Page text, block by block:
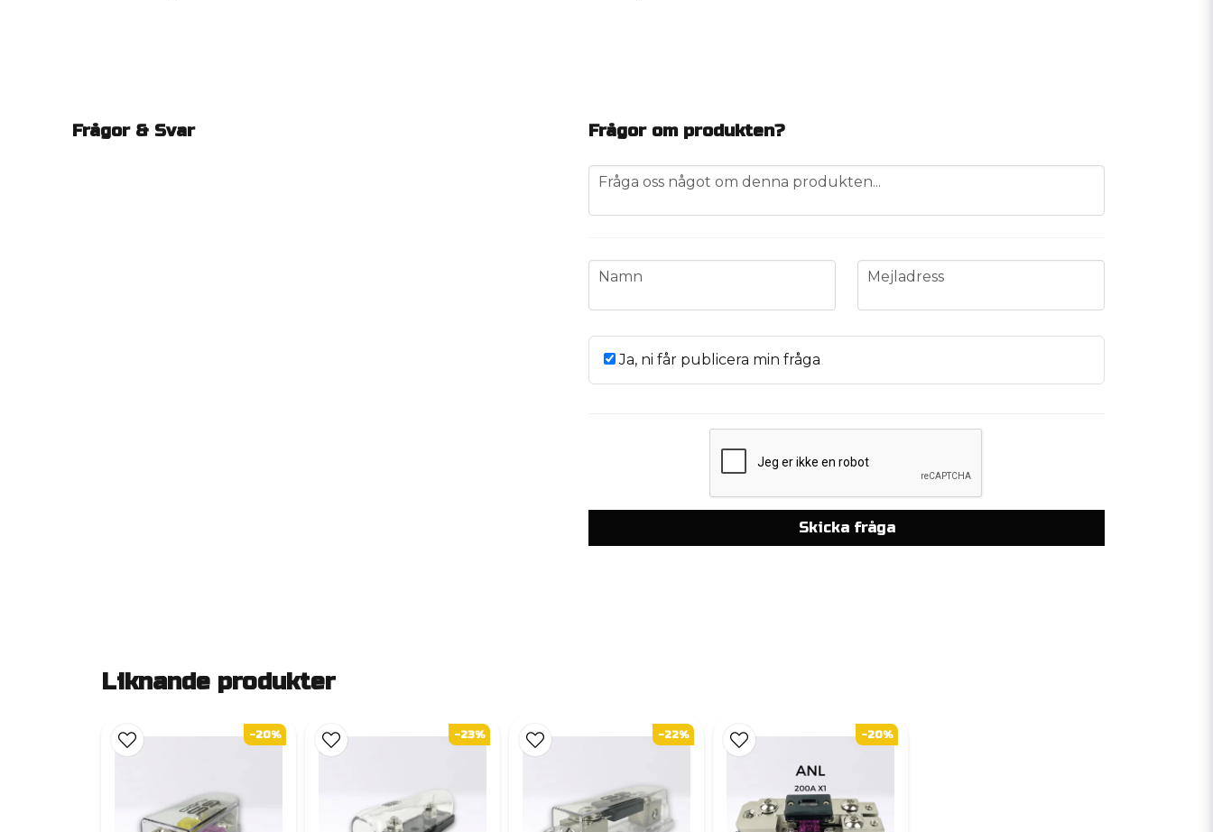
Frågor & Svar Frågor om produkten?
question
Fråga oss något om denna produkten...
name
Namn email
Mejladress
Ja, ni får publicera min fråga
Skicka fråga
Liknande produkter
-20% -23% -22% -20%